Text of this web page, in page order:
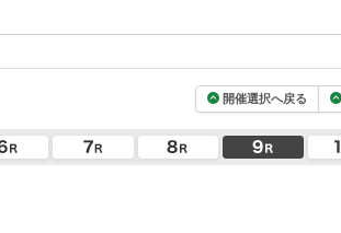
開催選択へ戻る